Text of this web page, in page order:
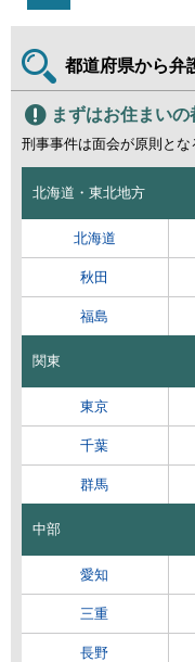
都道府県から弁
まずはお住まい
刑事事件は面会が原則とな
北海道・東北地方
北海道
秋田
福島
関東
東京
千葉
群馬
中部
愛知
三重
長野